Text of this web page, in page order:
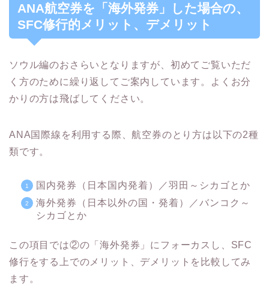
ANA航空券を「海外発券」した場合の、
SFC修行的メリット、デメリット
ソウル編のおさらいとなりますが、初めてご覧いただ
く方のために繰り返してご案内しています。よくお分
かりの方は飛ばしてください。
ANA国際線を利用する際、航空券のとり方は以下の2種
類です。
国内発券（日本国内発着）／羽田～シカゴとか
海外発券（日本以外の国・発着）／バンコク～
シカゴとか
この項目では②の「海外発券」にフォーカスし、SFC
修行をする上でのメリット、デメリットを比較してみ
ます。